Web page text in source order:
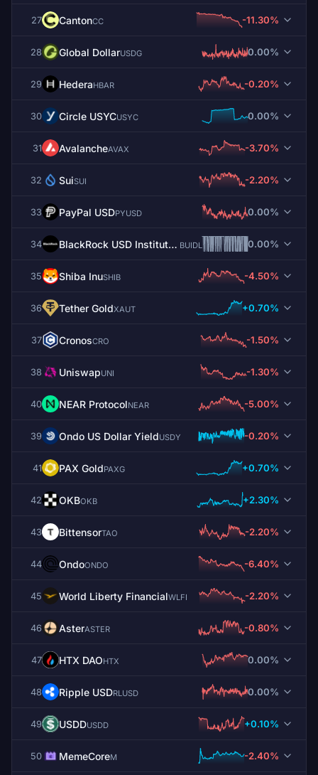
27 CantonCC -11.30%
28 Global DollarUSDG 0.00%
29 HederaHBAR -0.20%
30 Circle USYCUSYC 0.00%
31 AvalancheAVAX -3.70%
32 SuiSUI -2.20%
33 PayPal USDPYUSD 0.00%
34 BlackRock USD Institutional Digital Liquidity Fund BUIDL 0.00%
35 Shiba InuSHIB -4.50%
36 Tether GoldXAUT +0.70%
37 CronosCRO -1.50%
38 UniswapUNI -1.30%
40 NEAR ProtocolNEAR -5.00%
39 Ondo US Dollar YieldUSDY -0.20%
41 PAX GoldPAXG +0.70%
42 OKBOKB +2.30%
43 BittensorTAO -2.20%
44 OndoONDO -6.40%
45 World Liberty FinancialWLFI -2.20%
46 AsterASTER -0.80%
47 HTX DAOHTX 0.00%
48 Ripple USDRLUSD 0.00%
49 USDDUSDD +0.10%
50 MemeCoreM -2.40%